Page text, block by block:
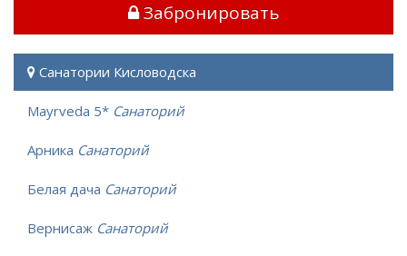
Забронировать
Санатории Кисловодска
Mayrveda 5* Санаторий
Арника Санаторий
Белая дача Санаторий
Вернисаж Санаторий